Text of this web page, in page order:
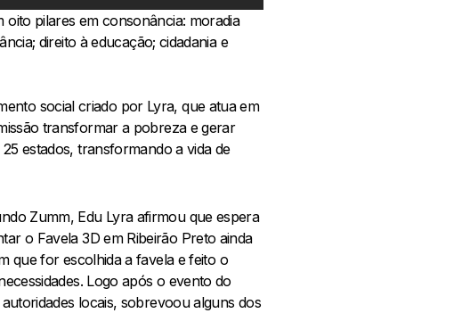
oito pilares em consonância: moradia
direito à educação; cidadania e
social criado por Lyra, que atua em
transformar a pobreza e gerar
estados, transformando a vida de
Zumm, Edu Lyra afirmou que espera
o Favela 3D em Ribeirão Preto ainda
que for escolhida a favela e feito o
Logo após o evento do
locais, sobrevoou alguns dos